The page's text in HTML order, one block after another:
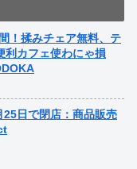
！揉みチェア無料、テ
利カフェ使わにゃ損
日で閉店：商品販売